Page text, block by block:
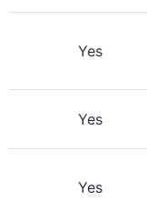
Yes
Yes
Yes